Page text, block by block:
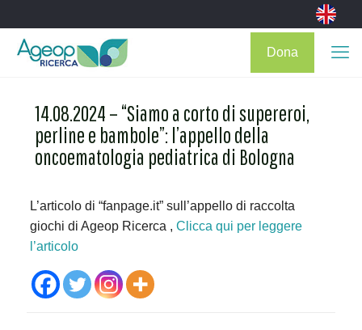
Dona
14.08.2024 – “Siamo a corto di supereroi,
perline e bambole”: l’appello della
oncoematologia pediatrica di Bologna
L’articolo di “fanpage.it” sull’appello di raccolta
giochi di Ageop Ricerca , Clicca qui per leggere
l’articolo